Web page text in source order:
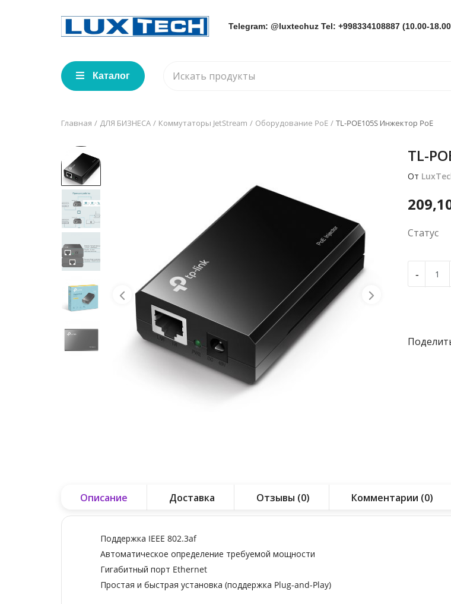
Telegram: @luxtechuz Tel: +998334108887 (10.00-
Каталог
Главная ДЛЯ БИЗНЕСА Коммутаторы JetStream Оборудование PoE TL-POE105S Инжектор PoE
TL-
От
Статус
-
Описание Доставка Отзывы (0) Комментарии (0)
Поддержка IEEE 802.3af
Автоматическое определение требуемой мощности
Гигабитный порт Ethernet
Простая и быстрая установка (поддержка Plug-and-Play)